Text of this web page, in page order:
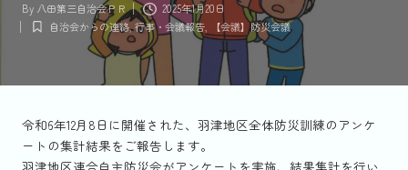
Posted
By 八田第三自治会ＰＲ
2025年1月20日
Posted
自治会からの連絡,行事・会議報告, 【会議】防災会議
令和6年12月8日に開催された、羽津地区全体防災訓練のアンケ
ートの集計結果をご報告します。